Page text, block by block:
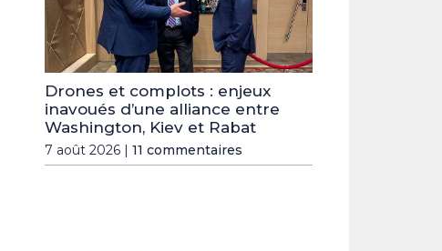
Drones et complots : enjeux
inavoués d’une alliance entre
Washington, Kiev et Rabat
7 août 2026 | 11 commentaires